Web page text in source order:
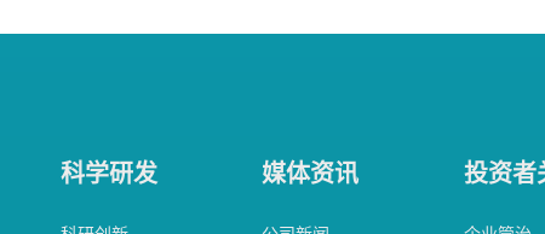
科学研发 媒体资讯 投资者